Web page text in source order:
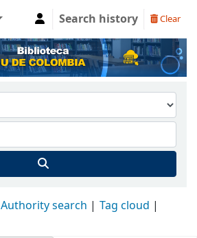
Search history Clear
Authority search
Tag cloud